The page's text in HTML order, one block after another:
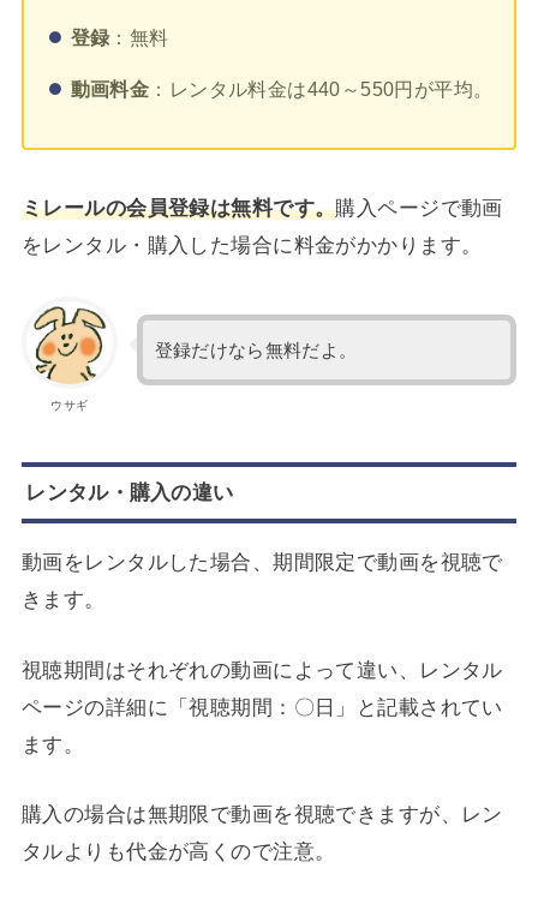
登録 ：無料
動画料金 ：レンタル料金は440～550円が平均。
ミレールの会員登録は無料です。購入ページで動画
をレンタル・購入した場合に料金がかかります。
ウサギ
登録だけなら無料だよ。
レンタル・購入の違い
動画をレンタルした場合、期間限定で動画を視聴で
きます。
視聴期間はそれぞれの動画によって違い、レンタル
ページの詳細に「視聴期間：〇日」と記載されてい
ます。
購入の場合は無期限で動画を視聴できますが、レン
タルよりも代金が高くので注意。